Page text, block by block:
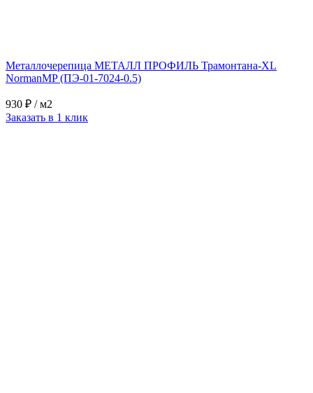
Металлочерепица МЕТАЛЛ ПРОФИЛЬ Трамонтана-XL
NormanMP (ПЭ-01-7024-0.5)
930 ₽ / м2
Заказать в 1 клик